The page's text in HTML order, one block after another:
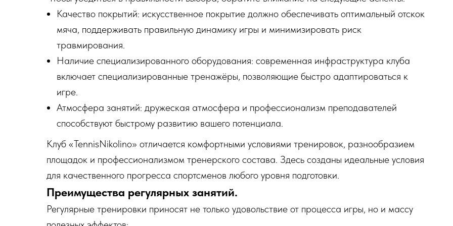
Качество покрытий: искусственное покрытие должно обеспечивать оптимальный отскок
мяча, поддерживать правильную динамику игры и минимизировать риск
травмирования.
Наличие специализированного оборудования: современная инфраструктура клуба
включает специализированные тренажёры, позволяющие быстро адаптироваться к
игре.
Атмосфера занятий: дружеская атмосфера и профессионализм преподавателей
способствуют быстрому развитию вашего потенциала.
Клуб «TennisNikolino» отличается комфортными условиями тренировок, разнообразием
площадок и профессионализмом тренерского состава. Здесь созданы идеальные условия
для качественного прогресса спортсменов любого уровня подготовки.
Преимущества регулярных занятий.
Регулярные тренировки приносят не только удовольствие от процесса игры, но и массу